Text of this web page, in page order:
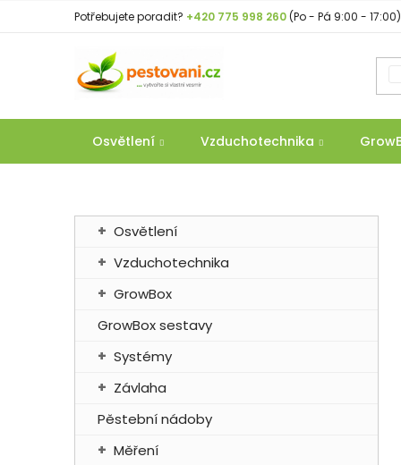
Potřebujete poradit? +420 775 998 260(Po - Pá 9:00 - 17:00)
Osvětlení Vzduchotechnika
PPřeskočitOsvětlení
Vzduchotechnika
GrowBox
GrowBox sestavy
Systémy
Závlaha
Pěstební nádoby
Měření